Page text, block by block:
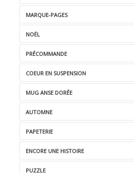
MARQUE-PAGES
NOËL
PRÉCOMMANDE
COEUR EN SUSPENSION
MUG ANSE DORÉE
AUTOMNE
PAPETERIE
ENCORE UNE HISTOIRE
PUZZLE